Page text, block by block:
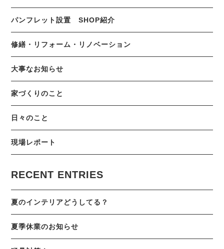
パンフレット設置 SHOP紹介
修繕・リフォーム・リノベーション
大事なお知らせ
家づくりのこと
日々のこと
現場レポート
RECENT ENTRIES
夏のインテリアどうしてる？
夏季休業のお知らせ